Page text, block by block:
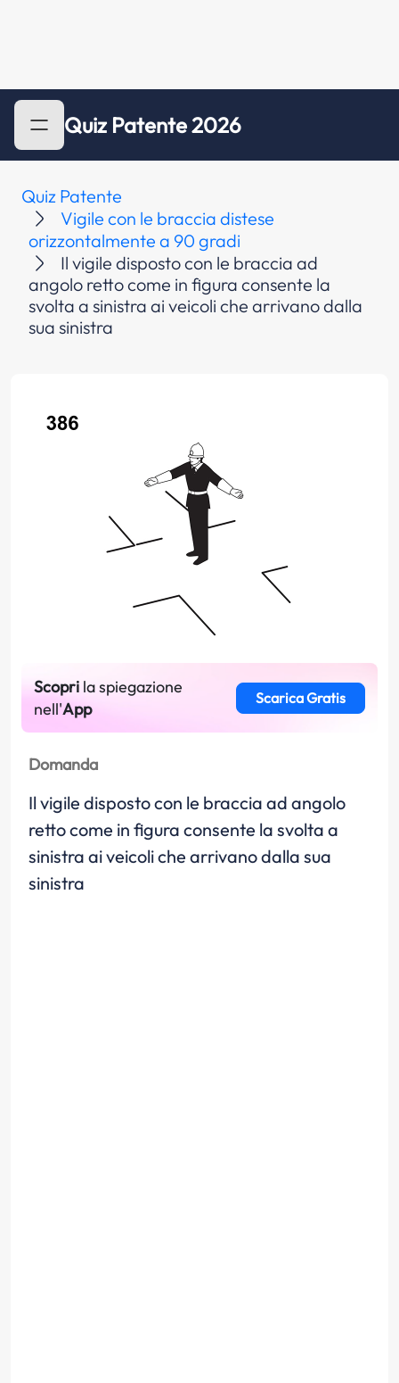
Quiz Patente 2026
Quiz Patente
Vigile con le braccia distese
orizzontalmente a 90 gradi
Il vigile disposto con le braccia ad
angolo retto come in figura consente la
svolta a sinistra ai veicoli che arrivano dalla
sua sinistra
Scopri la spiegazione
nell'App
Scarica Gratis
Domanda
Il vigile disposto con le braccia ad angolo
retto come in figura consente la svolta a
sinistra ai veicoli che arrivano dalla sua
sinistra